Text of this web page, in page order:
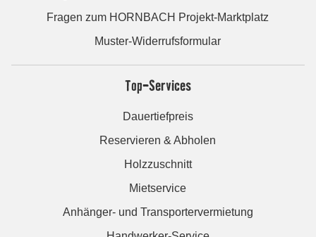
Fragen zum HORNBACH Projekt-Marktplatz
Muster-Widerrufsformular
Top-Services
Dauertiefpreis
Reservieren & Abholen
Holzzuschnitt
Mietservice
Anhänger- und Transportervermietung